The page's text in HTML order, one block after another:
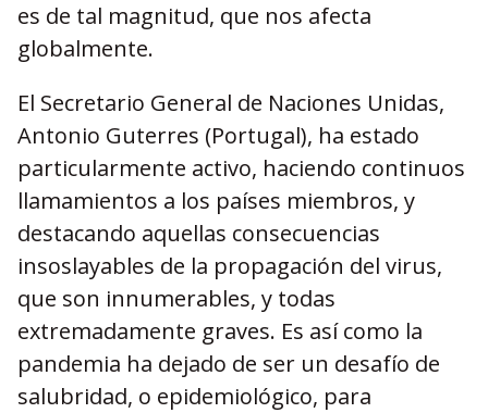
es de tal magnitud, que nos afecta
globalmente.
El Secretario General de Naciones Unidas,
Antonio Guterres (Portugal), ha estado
particularmente activo, haciendo continuos
llamamientos a los países miembros, y
destacando aquellas consecuencias
insoslayables de la propagación del virus,
que son innumerables, y todas
extremadamente graves. Es así como la
pandemia ha dejado de ser un desafío de
salubridad, o epidemiológico, para